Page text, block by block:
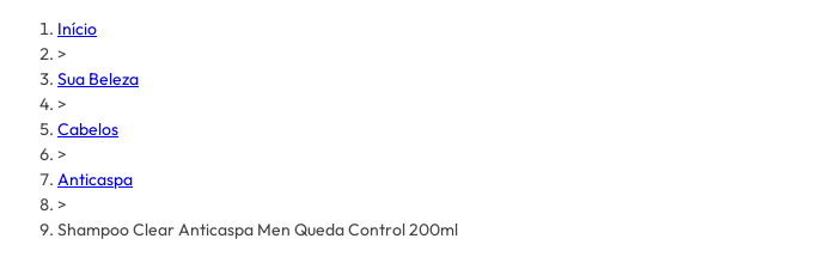
Início
>
Sua Beleza
>
Cabelos
>
Anticaspa
>
Shampoo Clear Anticaspa Men Queda Control 200ml